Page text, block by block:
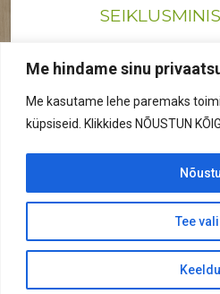
Me hindame sinu
Me kasutame lehe paremaks
küpsiseid. Klikkides NÕUSTUN
Tee
Keeldu
Nõustu
Reg nr:
© 2026